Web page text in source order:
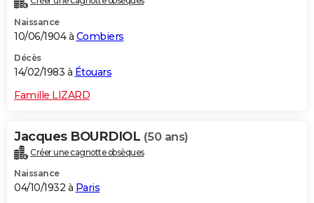
Naissance
10/06/1904 à Combiers
Décès
14/02/1983 à Étouars
Famille LIZARD
Jacques BOURDIOL (50 ans)
Créer une cagnotte obsèques
Naissance
04/10/1932 à Paris